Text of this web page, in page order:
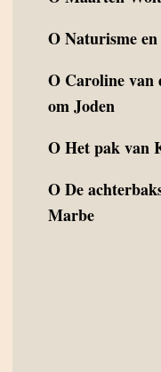
ONaturisme
O Caroline van
om Joden
OHet pak van
ODe
Marbe